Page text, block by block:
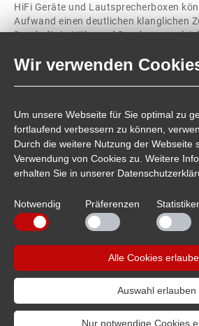
Wir verwenden
Um unsere Webseite für Sie optimal zu
fortlaufend verbessern zu können,
Durch die weitere Nutzung der Webseite
Verwendung von Cookies zu. Weitere
erhalten Sie in unserer
Notwendig Präferenzen
Alle Cookies
Auswahl erlauben
Nur notwendige Cookies
HiFi Geräte und Lautsprecherboxen
Aufwand einen deutlichen klanglichen
Durch die in Höhe und Durchmesser
leicht unebenen Standflächen.
Höhe:
Durchmesser:
Ø53
Max. Traglast:
Set
Artikelnummer: 207469
07229/1829-0 info